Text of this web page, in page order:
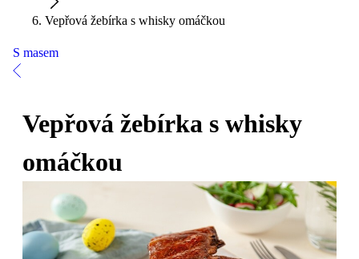
Vepřová žebírka s whisky omáčkou
S masem
Vepřová žebírka s whisky
omáčkou